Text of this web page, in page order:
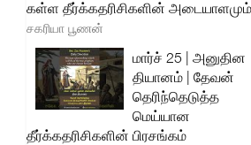
கள்ள தீர்க்கதரிசிகளின் அடையாளமும்
சகரியா பூணன்
மார்ச் 25 | அனுதின
தியானம் | தேவன்
தெரிந்தெடுத்த
மெய்யான
தீர்க்கதரிசிகளின் பிரசங்கம்